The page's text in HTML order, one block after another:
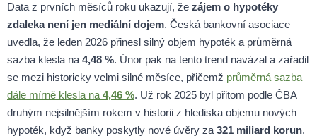
Data z prvních měsíců roku ukazují, že zájem o hypotéky
zdaleka není jen mediální dojem. Česká bankovní asociace
uvedla, že leden 2026 přinesl silný objem hypoték a průměrná
sazba klesla na4,48 %. Únor pak na tento trend navázal a zařadil
se mezi historicky velmi silné měsíce, přičemž průměrná sazba
dále mírně klesla na4,46 %. Už rok 2025 byl přitom podle ČBA
druhým nejsilnějším rokem v historii z hlediska objemu nových
hypoték, když banky poskytly nové úvěry za321 miliard korun.